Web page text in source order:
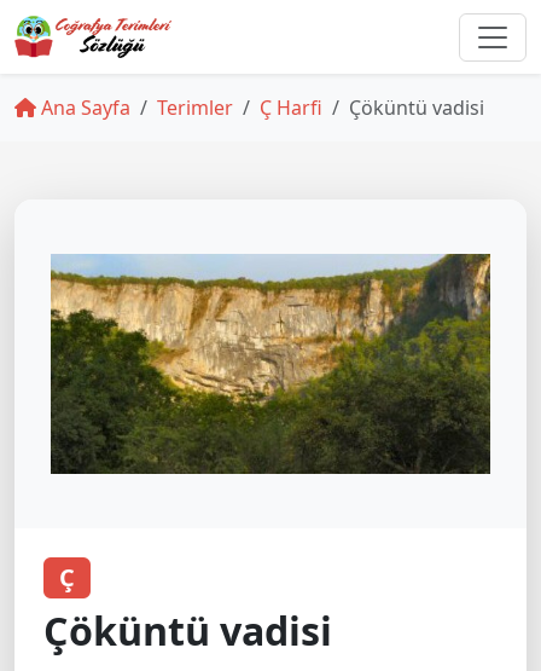
Ana Sayfa Terimler Ç Harfi Çöküntü vadisi
Ç
Çöküntü vadisi